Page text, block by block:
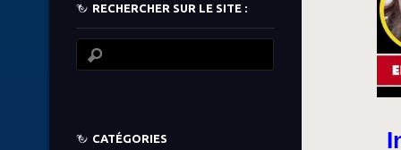
RECHERCHER SUR LE SITE :
CATÉGORIES